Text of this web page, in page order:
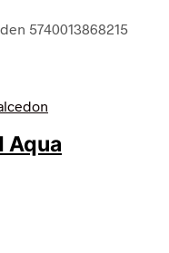
5740013868215
Aqua